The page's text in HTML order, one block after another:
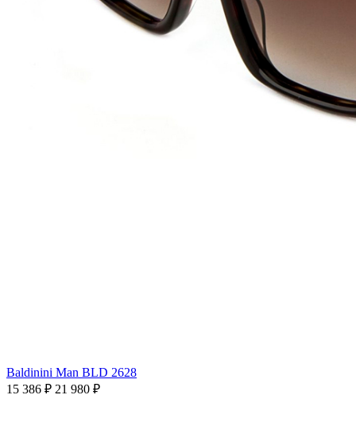
Baldinini Man BLD 2628
15 386 ₽ 21 980 ₽